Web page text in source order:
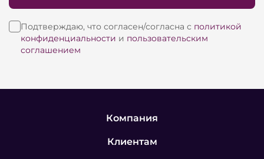
Подтверждаю, что согласен/согласна с политикой
конфиденциальности и пользовательским
соглашением
Компания
Клиентам